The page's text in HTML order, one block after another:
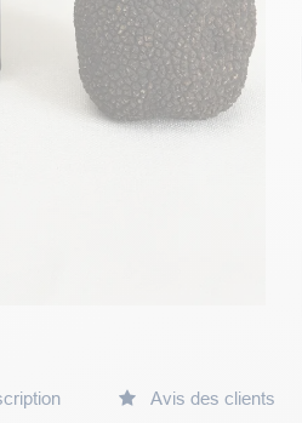
Avis des clients